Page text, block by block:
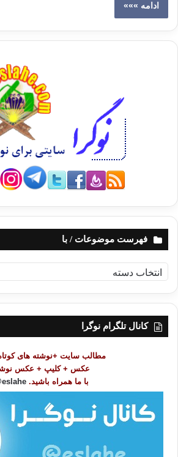
ادامه »»»
فهرست موضوعات / با
ه
ر
کانال تلگرام نوگرا
مطالب سایت +نوشته های
عکس + کلیپ + عکس
با ما همراه باشید. eslahe@